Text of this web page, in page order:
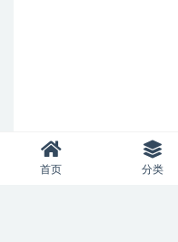
首页 分类